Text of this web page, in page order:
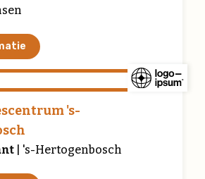
's-
| 's-Hertogenbosch